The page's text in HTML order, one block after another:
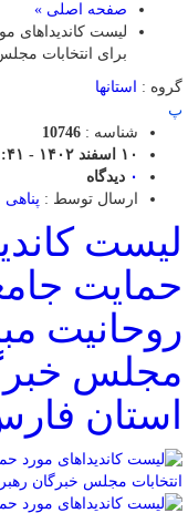
صفحه اصلی »
لیست کاندیداهای
برای انتخابات
گروه :
استانها
پ
شناسه : 10746
۱۰ اسفند ۱۴۰۲ - ۱۰:۴۱
۰ دیدگاه
ارسال توسط : پناهی
لیست
حمایت
روحانیت
مجلس
استان